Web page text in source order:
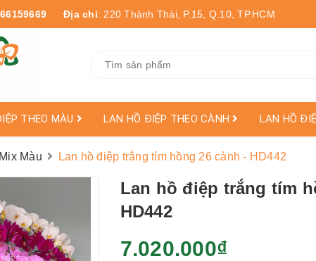
Địa chỉ: 220 Thành Thái, P.15, Q.10, TP.HCM
THEO MÀU LAN HỒ ĐIỆP THEO CÀNH LAN HỒ
Màu Lan hồ điệp trắng tím hồng 26 cành - HD442
Lan hồ điệp trắng tím
HD442
7.020.000₫